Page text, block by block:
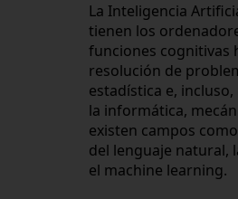
La Inteligencia
tienen los
funciones cognitivas
resolución de
estadística e,
la informática,
existen campos
del lenguaje natural,
el machine learning.